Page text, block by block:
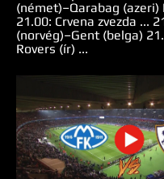
(német)–Qarabag (azeri)
21.00: Crvena zvezda ...
(norvég)–Gent (belga)
Rovers (ír) ...